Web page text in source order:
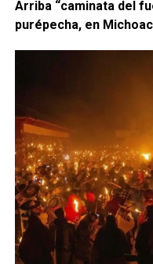
Arriba “caminata del
purépecha, en